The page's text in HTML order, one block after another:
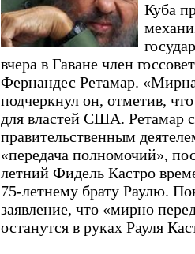
Куба
вчера в Гаване член
Фернандес Ретамар.
подчеркнул он, отметив,
для властей США. Ретамар
правительственным
«передача полномочий»,
летний Фидель Кастро
75-летнему брату Раулю.
заявление, что «мирно
останутся в руках Рауля